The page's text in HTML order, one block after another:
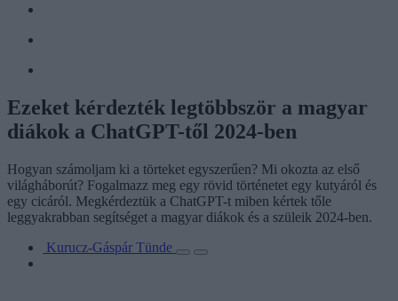
Ezeket kérdezték legtöbbször a magyar
diákok a ChatGPT-től 2024-ben
Hogyan számoljam ki a törteket egyszerűen? Mi okozta az első
világháborút? Fogalmazz meg egy rövid történetet egy kutyáról és
egy cicáról. Megkérdeztük a ChatGPT-t miben kértek tőle
leggyakrabban segítséget a magyar diákok és a szüleik 2024-ben.
Kurucz-Gáspár Tünde